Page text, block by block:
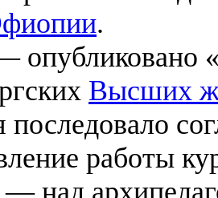
.
опубликовано
Высших
последовало
работы